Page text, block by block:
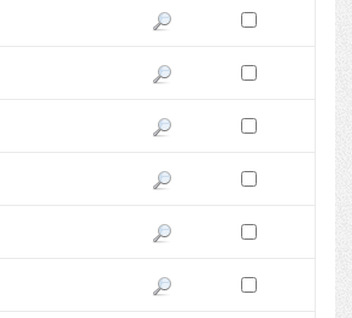
Pokaż podgląd wersji z dnia
Zaznacz wersję do
Pokaż podgląd wersji z dnia
Zaznacz wersję do
Pokaż podgląd wersji z dnia
Zaznacz wersję do
Pokaż podgląd wersji z dnia
Zaznacz wersję do
Pokaż podgląd wersji z dnia
Zaznacz wersję do
Pokaż podgląd wersji z dnia
Zaznacz wersję do